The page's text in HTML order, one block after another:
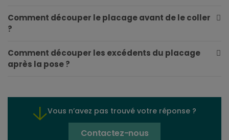
Comment découper le placage avant de le coller
?
Comment découper les excédents du placage
après la pose ?
Vous n’avez pas trouvé votre réponse ?
Contactez-nous